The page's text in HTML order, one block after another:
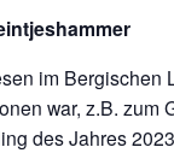
im Bergischen
war, z.B. zum
des Jahres